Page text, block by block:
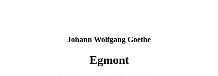
Johann Wolfgang Goethe
Egmont